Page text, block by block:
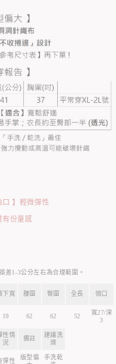
】輕微彈性
有份量感
差1-3公分左右為合理範圍。
下寬 腰圍 臀圍 全長 領口
19 62 62 52
寬27/深
3
性情
況
備註
建議洗
滌
彈性
版型偏
手洗乾